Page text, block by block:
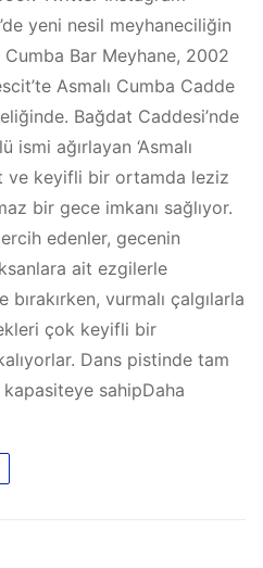
yeni nesil meyhaneciliğin
Cumba Bar Meyhane, 2002
Asmalı Cumba Cadde
Bağdat Caddesi’nde
ağırlayan ‘Asmalı
ve keyifli bir ortamda leziz
bir gece imkanı sağlıyor.
edenler, gecenin
ait ezgilerle
vurmalı çalgılarla
çok keyifli bir
Dans pistinde tam
sahipDaha